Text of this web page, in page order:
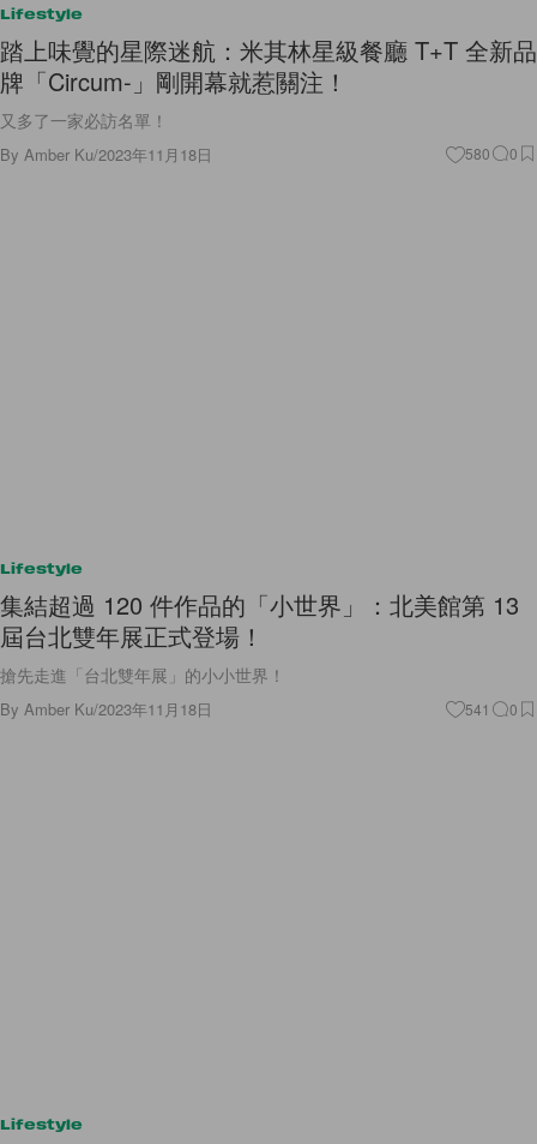
Lifestyle
踏上味覺的星際迷航：米其林星級餐廳 T+T 全新品
牌「Circum-」剛開幕就惹關注！
又多了一家必訪名單！
By Amber Ku/2023年11月18日 580 0
Lifestyle
集結超過 120 件作品的「小世界」：北美館第 13
屆台北雙年展正式登場！
搶先走進「台北雙年展」的小小世界！
By Amber Ku/2023年11月18日 541 0
Lifestyle